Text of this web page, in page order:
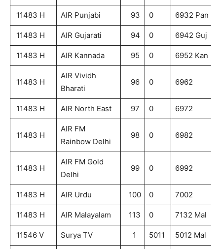
11483 H AIR Punjabi 93 0 6932 Pan
11483 H AIR Gujarati 94 0 6942 Guj
11483 H AIR Kannada 95 0 6952 Kan
11483 H
AIR Vividh
Bharati
96 0 6962
11483 H AIR North East 97 0 6972
11483 H
AIR FM
Rainbow Delhi
98 0 6982
11483 H
AIR FM Gold
Delhi
99 0 6992
11483 H AIR Urdu 100 0 7002
11483 H AIR Malayalam 113 0 7132 Mal
11546 V Surya TV 1 5011 5012 Mal